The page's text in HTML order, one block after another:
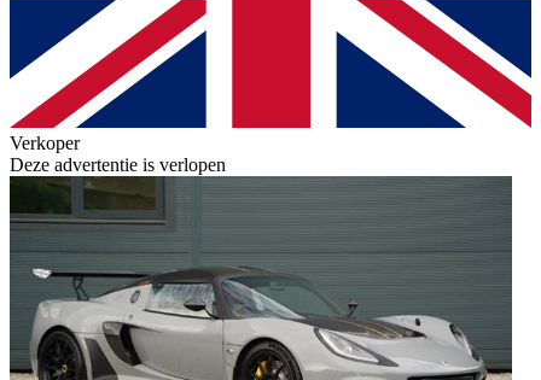
Verkoper
Deze advertentie is verlopen